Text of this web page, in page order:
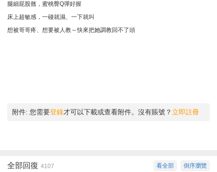
腿細屁股翹，蜜桃臀Q彈好握
床上超敏感，一碰就濕、一下就叫
想被哥哥疼、想要被人教～快來把她調教回不了頭
附件: 您需要登錄才可以下載或查看附件。沒有賬號？ 立即註冊
倒序瀏覽
看全部
全部回復 4107